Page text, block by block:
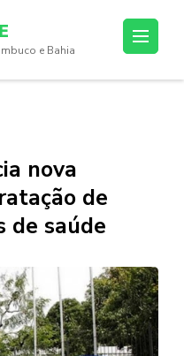
e Bahia
nova
de
de saúde